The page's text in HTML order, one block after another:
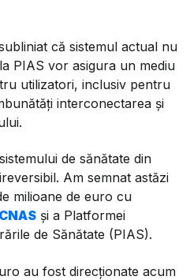
că sistemul actual nu
PIAS vor asigura un mediu
utilizatori, inclusiv pentru
interconectarea şi
de sănătate din
Am semnat astăzi
milioane de euro cu
și a Platformei
de Sănătate (PIAS).
au fost direcționate acum